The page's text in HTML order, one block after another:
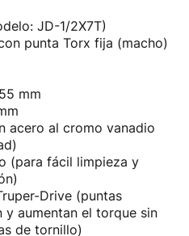
JD-1/2X7T)
punta Torx fija (macho)
55 mm
acero al cromo vanadio
(para fácil limpieza y
Drive (puntas
y aumentan el torque sin
de tornillo)